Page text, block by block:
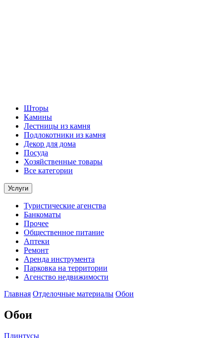
Шторы
Камины
Лестницы из камня
Подлокотники из камня
Декор для дома
Посуда
Хозяйственные товары
Все категории
Услуги
Туристические агенства
Банкоматы
Прочее
Общественное питание
Аптеки
Ремонт
Аренда инструмента
Парковка на территории
Агенство недвижимости
Главная Отделочные материалы Обои
Обои
Плинтусы